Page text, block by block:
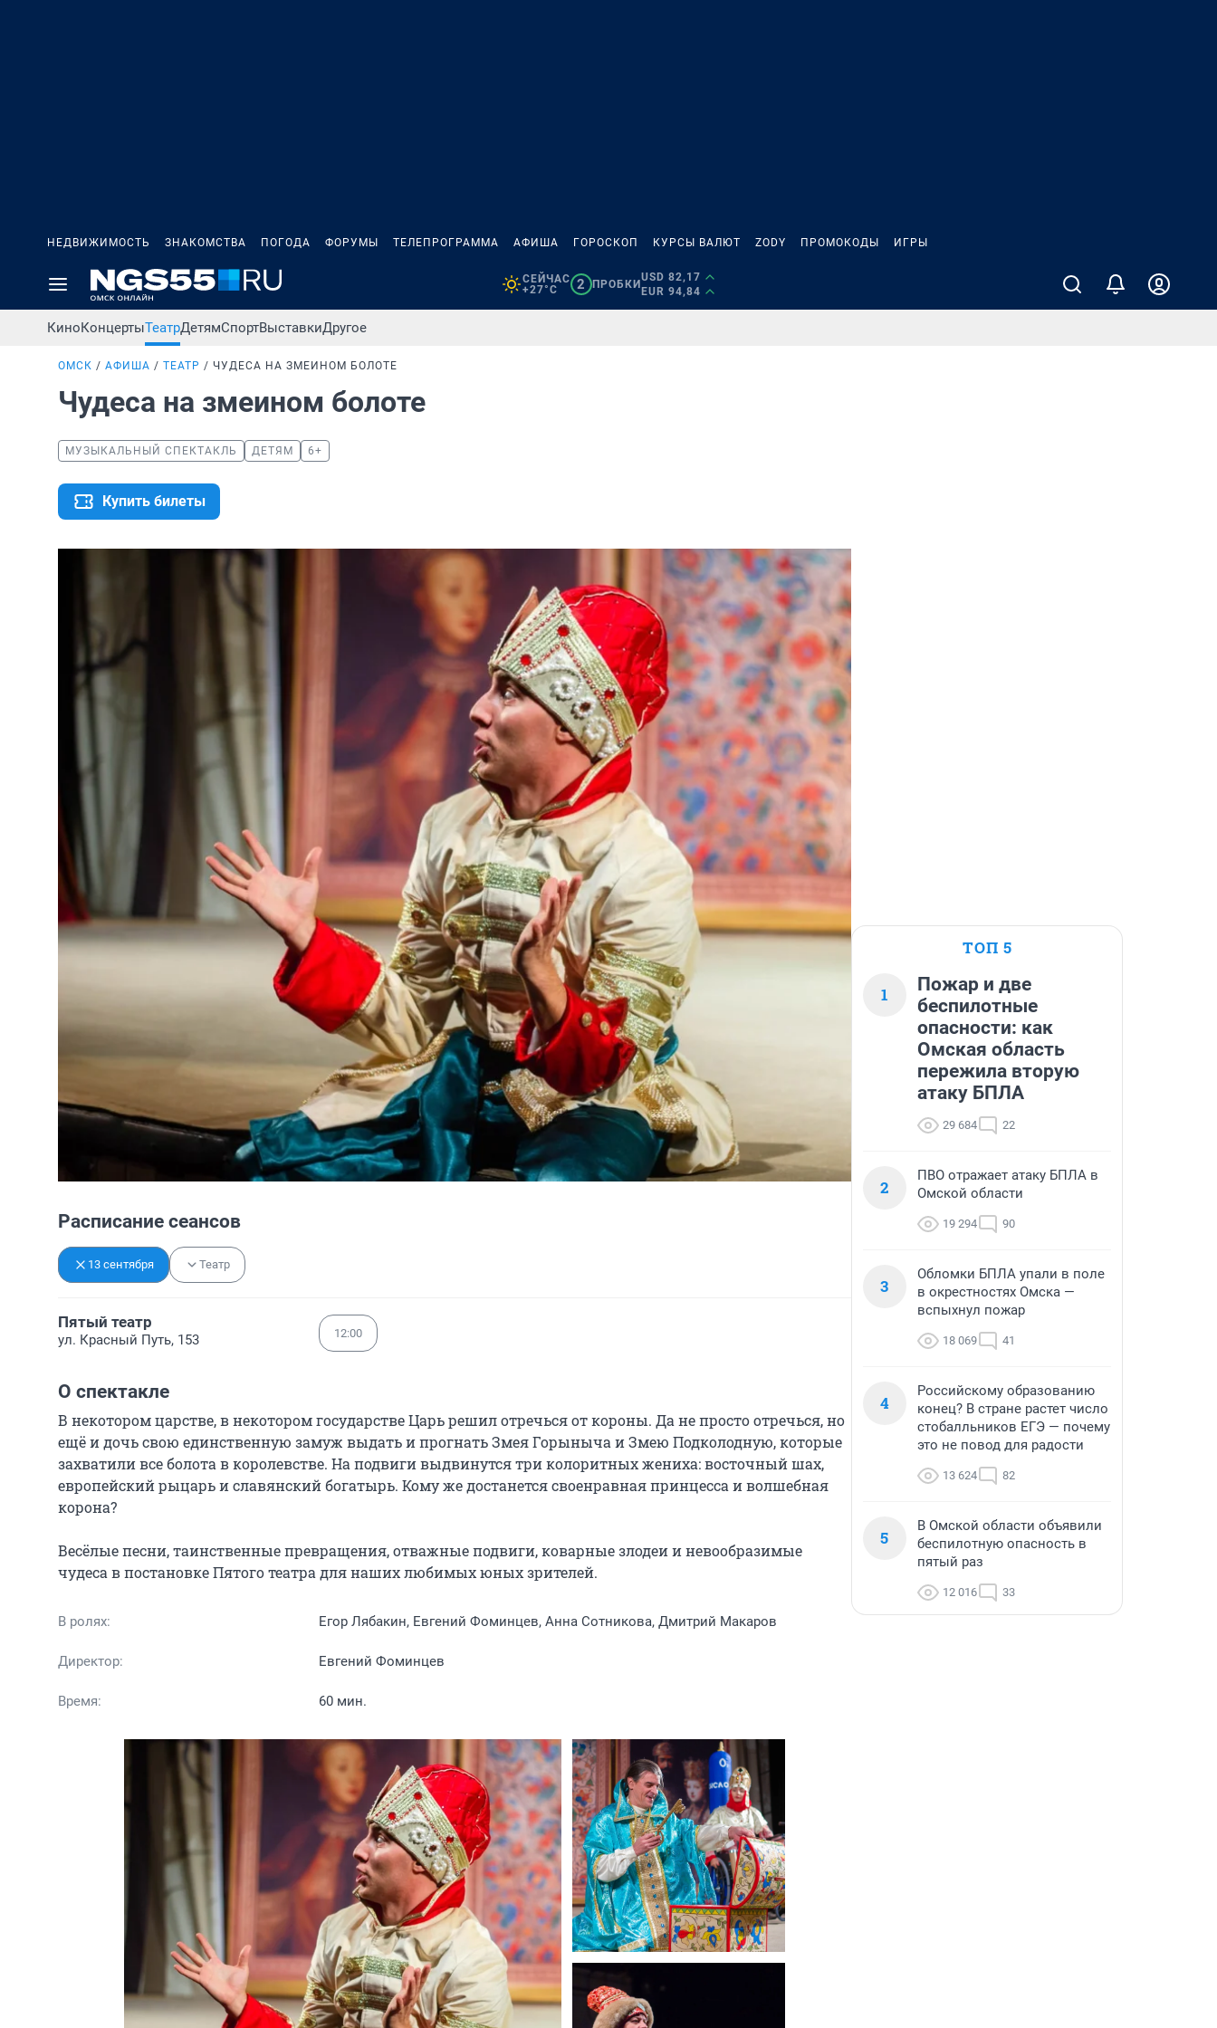
НЕДВИЖИМОСТЬ ЗНАКОМСТВА ПОГОДА ФОРУМЫ ТЕЛЕПРОГРАММА АФИША ГОРОСКОП КУРСЫ ВАЛЮТ ZODY ПРОМОКОДЫ ИГРЫ
СЕЙЧАС
+27°C
2 ПРОБКИ
USD 82,17
EUR 94,84
КиноКонцертыТеатрДетямСпортВыставкиДругое
ОМСК АФИША ТЕАТР ЧУДЕСА НА ЗМЕИНОМ БОЛОТЕ
Чудеса на змеином болоте
МУЗЫКАЛЬНЫЙ СПЕКТАКЛЬ ДЕТЯМ 6+
Купить билеты
Расписание сеансов
13 сентября Театр
Пятый театр
ул. Красный Путь, 153 12:00
О спектакле
В некотором царстве, в некотором государстве Царь решил отречься от короны. Да не просто отречься, но
ещё и дочь свою единственную замуж выдать и прогнать Змея Горыныча и Змею Подколодную, которые
захватили все болота в королевстве. На подвиги выдвинутся три колоритных жениха: восточный шах,
европейский рыцарь и славянский богатырь. Кому же достанется своенравная принцесса и волшебная
корона?
Весёлые песни, таинственные превращения, отважные подвиги, коварные злодеи и невообразимые
чудеса в постановке Пятого театра для наших любимых юных зрителей.
В ролях: Егор Лябакин, Евгений Фоминцев, Анна Сотникова, Дмитрий Макаров
Директор: Евгений Фоминцев
Время: 60 мин.
ТОП 5
1
Пожар и две
беспилотные
опасности: как
Омская область
пережила вторую
атаку БПЛА
29 684 22
2
ПВО отражает атаку БПЛА в
Омской области
19 294 90
3
Обломки БПЛА упали в поле
в окрестностях Омска —
вспыхнул пожар
18 069 41
4
Российскому образованию
конец? В стране растет число
стобалльников ЕГЭ — почему
это не повод для радости
13 624 82
5
В Омской области объявили
беспилотную опасность в
пятый раз
12 016 33